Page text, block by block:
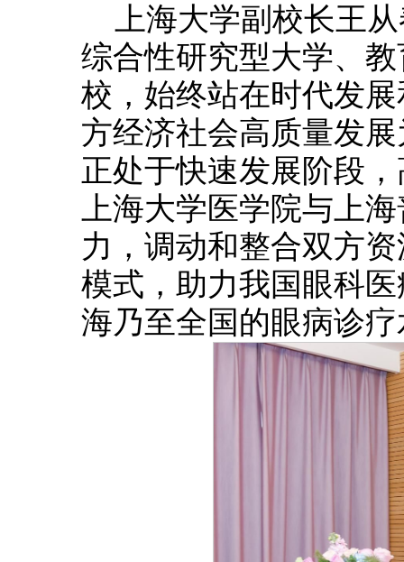
上海大学副校长王
综合性研究型大学、
校，始终站在时代发
方经济社会高质量发
正处于快速发展阶段
上海大学医学院与上
力，调动和整合双方
模式，助力我国眼科
海乃至全国的眼病诊